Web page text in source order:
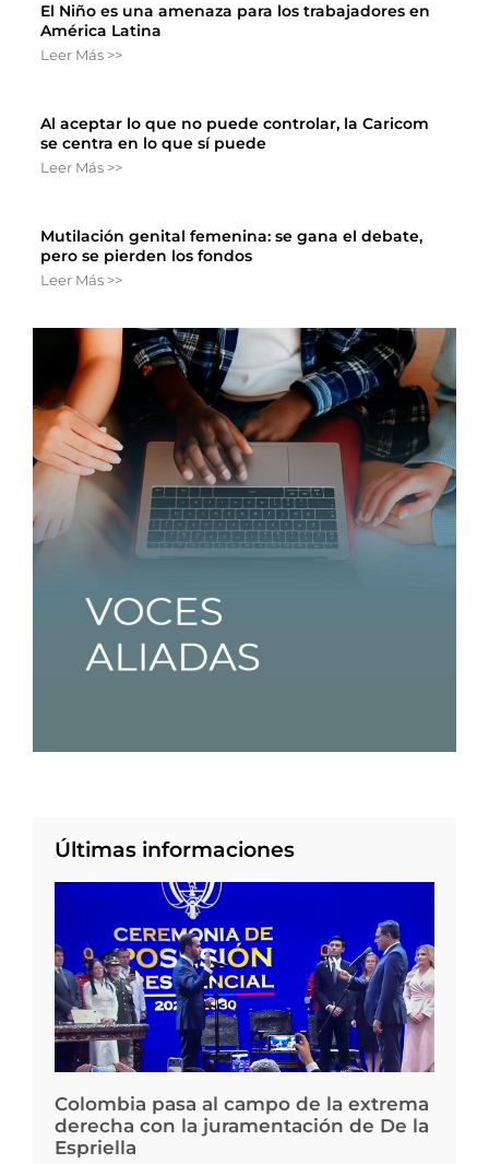
El Niño es una amenaza para los trabajadores en
América Latina
Leer Más >>
Al aceptar lo que no puede controlar, la Caricom
se centra en lo que sí puede
Leer Más >>
Mutilación genital femenina: se gana el debate,
pero se pierden los fondos
Leer Más >>
Últimas informaciones
Colombia pasa al campo de la extrema
derecha con la juramentación de De la
Espriella